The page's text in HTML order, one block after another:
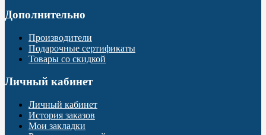
Дополнительно
Производители
Подарочные сертификаты
Товары со скидкой
Личный кабинет
Личный кабинет
История заказов
Мои закладки